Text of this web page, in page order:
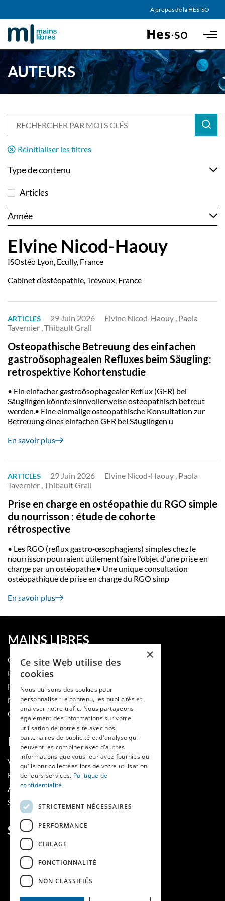
Skip to main content
A propos de la HES-SO
PARTENAIRES
AUTEURS
Réinitialiser les filtres
Type de contenu
Articles
Année
Elvine Nicod-Haouy
ISOstéo Lyon, Ecully, France
Cabinet d’ostéopathie, Trévoux, France
ARTICLES 29 Juin 2026
Elvine Nicod-Haouy , Paola
Tavernier , Thibault Grall
Osteopathische Betreuung des einfachen
gastroösophagealen Refluxes beim Säugling:
retrospektive Kohortenstudie
• Ein einfacher gastroösophagealer Reflux (GER) bei
Säuglingen könnte sinnvollerweise osteopathisch betreut
werden.• Eine einmalige osteopathische Konsultation zur
Betreuung eines einfachen GER bei Säuglingen u
En savoir plus
ARTICLES 29 Juin 2026
Elvine Nicod-Haouy , Paola
Tavernier , Thibault Grall
Prise en charge en ostéopathie du RGO simple
du nourrisson : étude de cohorte
rétrospective
• Les RGO (reflux gastro‑œsophagiens) simples chez le
nourrisson pourraient utilement faire l’objet d’une prise en
charge par un ostéopathe.• Une unique consultation
ostéopathique de prise en charge du RGO simp
En savoir plus
MAINS LIBRES
QUI SOMMES-NOUS
PUBLIER DANS LA REVUE
HES-SO
MÉDECINE ET HYGIÈNE
CONTACT
RUBRIQUES
VOIR LES NUMÉROS
ÉVÈNEMENTS MAINS LIBRES
AGENDA
SOUTIENS
SUIVEZ-NOUS
×
Ce site Web utilise des
cookies
Nous utilisons des cookies pour
personnaliser le contenu, les publicités et
analyser notre trafic. Nous partageons
également des informations sur votre
utilisation de notre site avec nos
partenaires de publicité et d'analyse qui
peuvent les combiner avec d'autres
informations que vous leur avez fournies ou
qu'ils ont collectées lors de votre utilisation
de leurs services. Politique de
confidentialité
STRICTEMENT NÉCESSAIRES
PERFORMANCE
CIBLAGE
FONCTIONNALITÉ
NON CLASSIFIÉS